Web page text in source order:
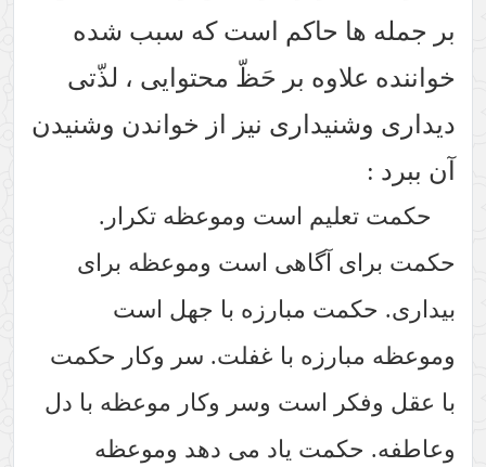
بر جمله ها حاکم است که سبب شده
خواننده علاوه بر حَظّ محتوایی ، لذّتی
دیداری وشنیداری نیز از خواندن وشنیدن
آن ببرد :
حکمت تعلیم است وموعظه تکرار.
حکمت برای آگاهی است وموعظه برای
بیداری. حکمت مبارزه با جهل است
وموعظه مبارزه با غفلت. سر وکار حکمت
با عقل وفکر است وسر وکار موعظه با دل
وعاطفه. حکمت یاد می دهد وموعظه